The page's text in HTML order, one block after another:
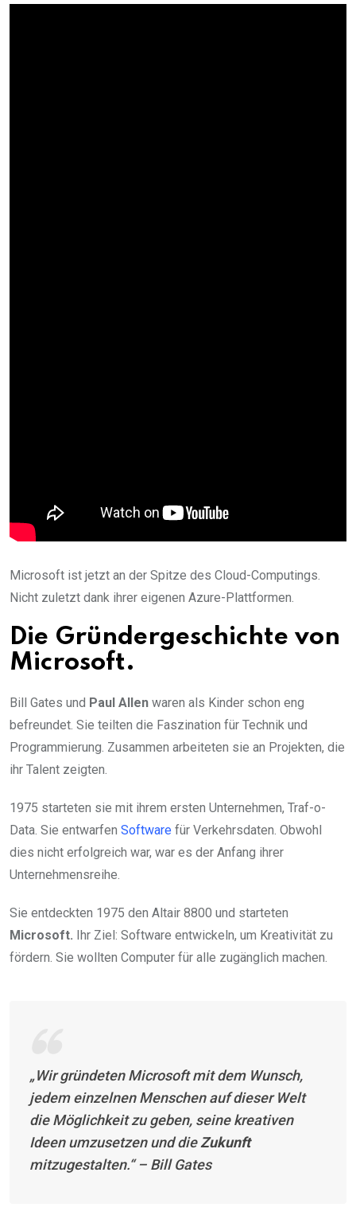
Microsoft ist jetzt an der Spitze des Cloud-Computings.
Nicht zuletzt dank ihrer eigenen Azure-Plattformen.
Die Gründergeschichte von
Microsoft.
Bill Gates und Paul Allen waren als Kinder schon eng
befreundet. Sie teilten die Faszination für Technik und
Programmierung. Zusammen arbeiteten sie an Projekten, die
ihr Talent zeigten.
1975 starteten sie mit ihrem ersten Unternehmen, Traf-o-
Data. Sie entwarfen Software für Verkehrsdaten. Obwohl
dies nicht erfolgreich war, war es der Anfang ihrer
Unternehmensreihe.
Sie entdeckten 1975 den Altair 8800 und starteten
Microsoft. Ihr Ziel: Software entwickeln, um Kreativität zu
fördern. Sie wollten Computer für alle zugänglich machen.
„Wir gründeten Microsoft mit dem Wunsch,
jedem einzelnen Menschen auf dieser Welt
die Möglichkeit zu geben, seine kreativen
Ideen umzusetzen und dieZukunft
mitzugestalten.“ – Bill Gates